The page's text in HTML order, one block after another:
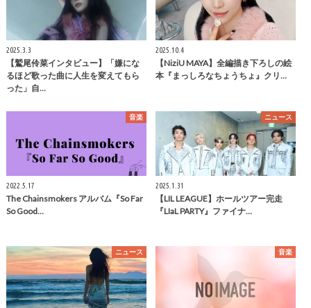
2025.3.3
【鷲尾伶菜インタビュー】「嫌にな
るほど歌った曲に人生を変えてもら
った」自…
2025.10.4
【NiziU MAYA】全編描き下ろしの絵
本『まっしろなちょうちょ』クリ…
音楽
2022.5.17
The Chainsmokers アルバム『So Far
So Good…
ニュース
2025.1.31
【LIL LEAGUE】ホールツアー完走
『LIaL PARTY』ファイナ…
ニュース 音楽